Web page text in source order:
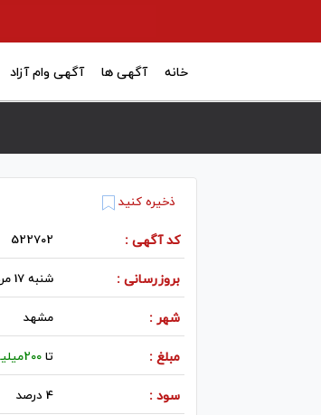
خانه آگهی ها آگهی وام آزاد
ذخیره کنید
کد آگهی : 522702
بروزرسانی : شنبه 17 مرداد 1405
شهر : مشهد
مبلغ : تا200میلیون
سود : 4 درصد